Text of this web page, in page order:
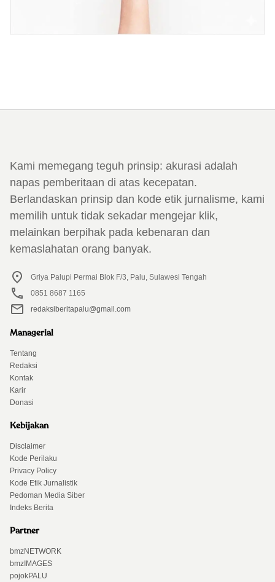
Kami memegang teguh prinsip: akurasi adalah
napas pemberitaan di atas kecepatan.
Berlandaskan prinsip dan kode etik jurnalisme, kami
memilih untuk tidak sekadar mengejar klik,
melainkan berpihak pada kebenaran dan
kemaslahatan orang banyak.
Griya Palupi Permai Blok F/3, Palu, Sulawesi Tengah
0851 8687 1165
redaksiberitapalu@gmail.com
Managerial
Tentang
Redaksi
Kontak
Karir
Donasi
Kebijakan
Disclaimer
Kode Perilaku
Privacy Policy
Kode Etik Jurnalistik
Pedoman Media Siber
Indeks Berita
Partner
bmzNETWORK
bmzIMAGES
pojokPALU